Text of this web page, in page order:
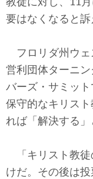
テクノロ
コメンタリー
社説
ビル・ガ
東京発
教徒に対し、11
要はなくなると訴
フロリダ州ウェ
営利団体ターニ
バーズ・サミット
保守的なキリス
れば「解決する」
「キリスト教徒
けだ。その後は投